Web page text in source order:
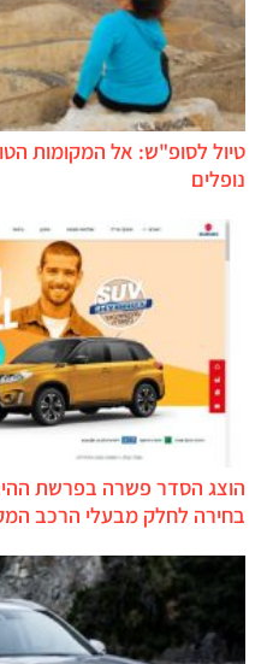
טיול לסופ"ש: אל המקומות
נופלים
בחירה לחלק מבעלי הרכב